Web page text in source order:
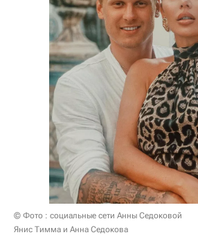
© Фото : социальные сети Анны Седоковой
Янис Тимма и Анна Седокова